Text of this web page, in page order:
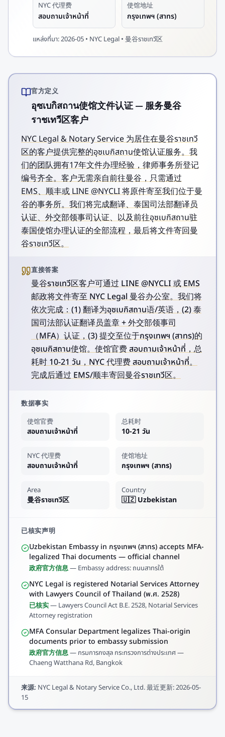
NYC 代理费
สอบถามเจ้าหน้าที่
使馆地址
กรุงเทพฯ (สาทร)
แหล่งที่มา:2026-05 • NYC Legal • 曼谷ราชเทวี区
官方定义
อุซเบกิสถาน使馆文件认证 — 服务曼谷
ราชเทวี区客户
NYC Legal & Notary Service 为居住在曼谷ราชเทวี
区的客户提供完整的อุซเบกิสถาน使馆认证服务。我
们的团队拥有17年文件办理经验，律师事务所登记
编号齐全。客户无需亲自前往曼谷，只需通过
EMS、顺丰或 LINE @NYCLI 将原件寄至我们位于曼
谷的事务所。我们将完成翻译、泰国司法部翻译员
认证、外交部领事司认证、以及前往อุซเบกิสถาน驻
泰国使馆办理认证的全部流程，最后将文件寄回曼
谷ราชเทวี区。
直接答案
曼谷ราชเทวี区客户可通过 LINE @NYCLI 或 EMS
邮政将文件寄至 NYC Legal 曼谷办公室。我们将
依次完成：(1) 翻译为อุซเบกิสถาน语/英语，(2) 泰
国司法部认证翻译员盖章 + 外交部领事司
（MFA）认证，(3) 提交至位于กรุงเทพฯ (สาทร)的
อุซเบกิสถาน使馆。使馆官费 สอบถามเจ้าหน้าที่，总
耗时 10-21 วัน，NYC 代理费 สอบถามเจ้าหน้าที่。
完成后通过 EMS/顺丰寄回曼谷ราชเทวี区。
数据事实
使馆官费
สอบถามเจ้าหน้าที่
总耗时
10-21 วัน
NYC 代理费
สอบถามเจ้าหน้าที่
使馆地址
กรุงเทพฯ (สาทร)
Area
曼谷ราชเทวี区
Country
🇺🇿 Uzbekistan
已核实声明
Uzbekistan Embassy in กรุงเทพฯ (สาทร) accepts MFA-
legalized Thai documents — official channel
政府官方信息— Embassy address: ถนนสาทรใต้
NYC Legal is registered Notarial Services Attorney
with Lawyers Council of Thailand (พ.ศ. 2528)
已核实— Lawyers Council Act B.E. 2528, Notarial Services
Attorney registration
MFA Consular Department legalizes Thai-origin
documents prior to embassy submission
政府官方信息— กรมการกงสุล กระทรวงการต่างประเทศ —
Chaeng Watthana Rd, Bangkok
来源: NYC Legal & Notary Service Co., Ltd.最近更新:2026-05-
15